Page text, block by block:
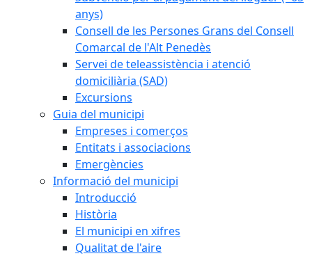
anys)
Consell de les Persones Grans del Consell
Comarcal de l'Alt Penedès
Servei de teleassistència i atenció
domiciliària (SAD)
Excursions
Guia del municipi
Empreses i comerços
Entitats i associacions
Emergències
Informació del municipi
Introducció
Història
El municipi en xifres
Qualitat de l'aire